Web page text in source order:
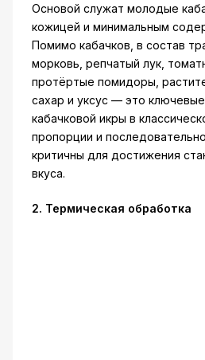
Основой служат молодые
кожицей и минимальным
Помимо кабачков, в состав
морковь, репчатый лук,
протёртые помидоры,
сахар и уксус — это
кабачковой икры в
пропорции и
критичны для достижения
вкуса.
2. Термическая обработка